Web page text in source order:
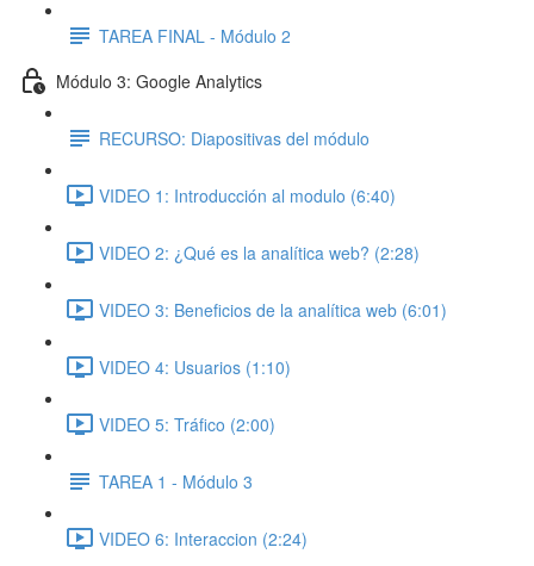
TAREA FINAL - Módulo 2
Módulo 3: Google Analytics
RECURSO: Diapositivas del módulo
VIDEO 1: Introducción al modulo (6:40)
VIDEO 2: ¿Qué es la analítica web? (2:28)
VIDEO 3: Beneficios de la analítica web (6:01)
VIDEO 4: Usuarios (1:10)
VIDEO 5: Tráfico (2:00)
TAREA 1 - Módulo 3
VIDEO 6: Interaccion (2:24)